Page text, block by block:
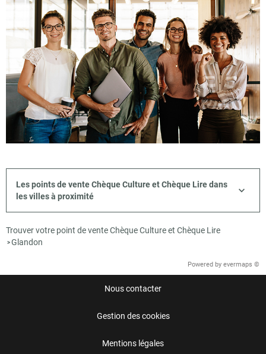
Les points de vente Chèque Culture et Chèque Lire dans
les villes à proximité
Trouver votre point de vente Chèque Culture et Chèque Lire
>Glandon
Powered by evermaps ©
Nous contacter
Gestion des cookies
Mentions légales